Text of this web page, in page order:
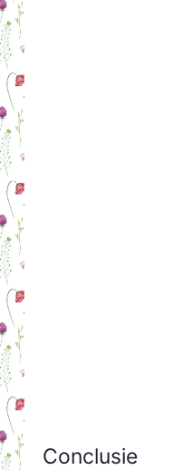
Conclusie